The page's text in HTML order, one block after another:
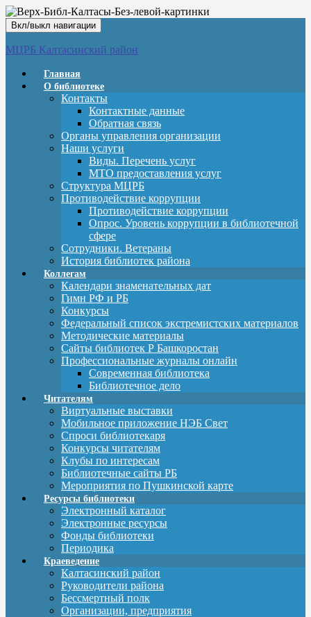
Вкл/выкл навигации
МЦРБ Калтасинский район
Главная
О библиотеке
Контакты
Контактные данные
Обратная связь
Органы управления организации
Наши услуги
Виды. Перечень услуг
МТО предоставления услуг
Структура МЦРБ
Противодействие коррупции
Противодействие коррупции
Опрос. Уровень коррупции в библиотечной
сфере
Сотрудники. Ветераны
История библиотек района
Коллегам
Календари знаменательных дат
Гимн РФ и РБ
Конкурсы
Федеральный список экстремистских материалов
Методические материалы
Сайты библиотек Р Башкоростан
Профессиональные журналы онлайн
Современная библиотека
Библиотечное дело
Читателям
Виртуальные выставки
Мобильное приложение НЭБ Свет
Спроси библиотекаря
Конкурсы читателям
Клубы по интересам
Библиотечные сайты РБ
Мероприятия по Пушкинской карте
Ресурсы библиотеки
Электронный каталог
Электронные ресурсы
Фонды библиотеки
Периодика
Краеведение
Калтасинский район
Руководители района
Бессмертный полк
Организации, предприятия